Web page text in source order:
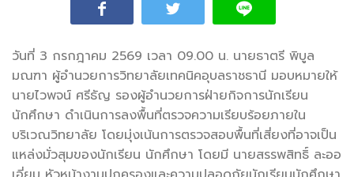
วันที่ 3 กรกฎาคม 2569 เวลา 09.00 น. นายธาตรี พิบูล
มณฑา ผู้อำนวยการวิทยาลัยเทคนิคอุบลราชธานี มอบหมายให้
นายไวพจน์ ศรีธัญ รองผู้อำนวยการฝ่ายกิจการนักเรียน
นักศึกษา ดำเนินการลงพื้นที่ตรวจความเรียบร้อยภายใน
บริเวณวิทยาลัย โดยมุ่งเน้นการตรวจสอบพื้นที่เสี่ยงที่อาจเป็น
แหล่งมั่วสุมของนักเรียน นักศึกษา โดยมี นายสรรพสิทธิ์ ละออ